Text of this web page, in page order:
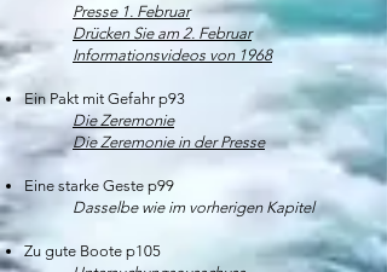
Presse 1. Februar
Drücken Sie am 2. Februar
Informationsvideos von 1968
Ein Pakt mit Gefahr p93
Die Zeremonie​
Die Zeremonie in der Presse
Eine starke Geste p99
Dasselbe wie im vorherigen Kapitel
Zu gute Boote p105